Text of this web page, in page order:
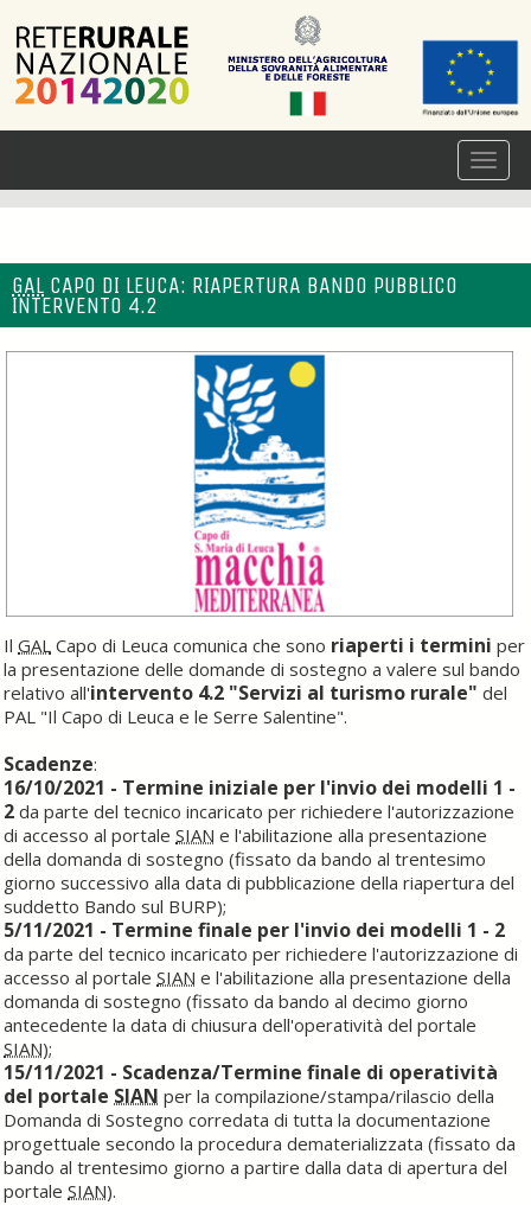
GAL CAPO DI LEUCA: RIAPERTURA BANDO PUBBLICO
INTERVENTO 4.2
Il GAL Capo di Leuca comunica che sono riaperti i termini per
la presentazione delle domande di sostegno a valere sul bando
relativo all'intervento 4.2 "Servizi al turismo rurale" del
PAL "Il Capo di Leuca e le Serre Salentine".
Scadenze:
16/10/2021 - Termine iniziale per l'invio dei modelli 1 -
2 da parte del tecnico incaricato per richiedere l'autorizzazione
di accesso al portale SIAN e l'abilitazione alla presentazione
della domanda di sostegno (fissato da bando al trentesimo
giorno successivo alla data di pubblicazione della riapertura del
suddetto Bando sul BURP);
5/11/2021 - Termine finale per l'invio dei modelli 1 - 2
da parte del tecnico incaricato per richiedere l'autorizzazione di
accesso al portale SIAN e l'abilitazione alla presentazione della
domanda di sostegno (fissato da bando al decimo giorno
antecedente la data di chiusura dell'operatività del portale
SIAN);
15/11/2021 - Scadenza/Termine finale di operatività
del portale SIAN per la compilazione/stampa/rilascio della
Domanda di Sostegno corredata di tutta la documentazione
progettuale secondo la procedura dematerializzata (fissato da
bando al trentesimo giorno a partire dalla data di apertura del
portale SIAN).